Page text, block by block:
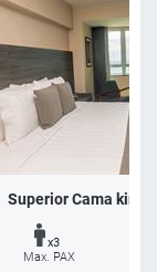
Superior Cama king
x3
Max. PAX